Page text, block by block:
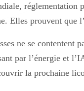
réglementation
Elles prouvent que
ne se contentent
par l’énergie et
la prochaine